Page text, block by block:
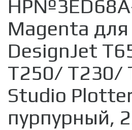
Magenta для
DesignJet
T250/ T230/
Studio
пурпурный,